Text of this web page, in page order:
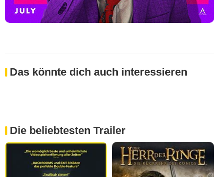
Das könnte dich auch interessieren
Die beliebtesten Trailer